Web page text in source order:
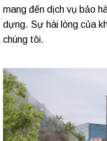
mang đến dịch vụ bảo
dựng. Sự hài lòng của
chúng tôi.